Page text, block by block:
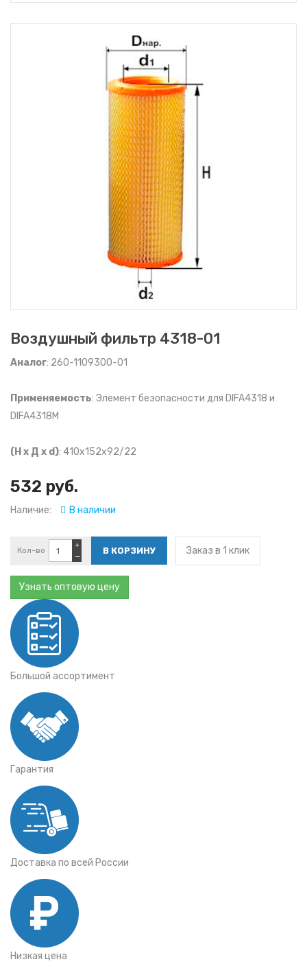
Воздушный фильтр 4318-01
Аналог: 260-1109300-01
Применяемость: Элемент безопасности для DIFA4318 и
DIFA4318M
(Н х Д х d): 410x152x92/22
532 руб.
Наличие: В наличии
Кол-во
−
+ Заказ в 1 клик
Узнать оптовую цену
Большой ассортимент
Гарантия
Доставка по всей России
Низкая цена